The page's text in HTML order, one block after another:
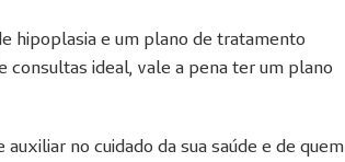
hipoplasia e um plano de tratamento
consultas ideal, vale a pena ter um plano
no cuidado da sua saúde e de quem